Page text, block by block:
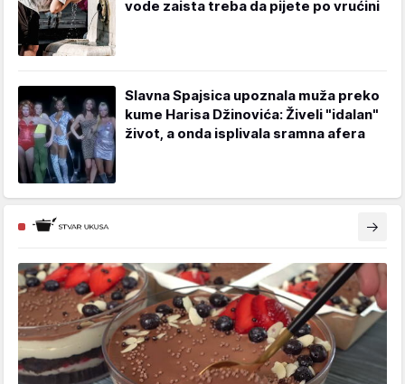
vode zaista treba da pijete po vrućini
Slavna Spajsica upoznala muža preko
kume Harisa Džinovića: Živeli "idalan"
život, a onda isplivala sramna afera